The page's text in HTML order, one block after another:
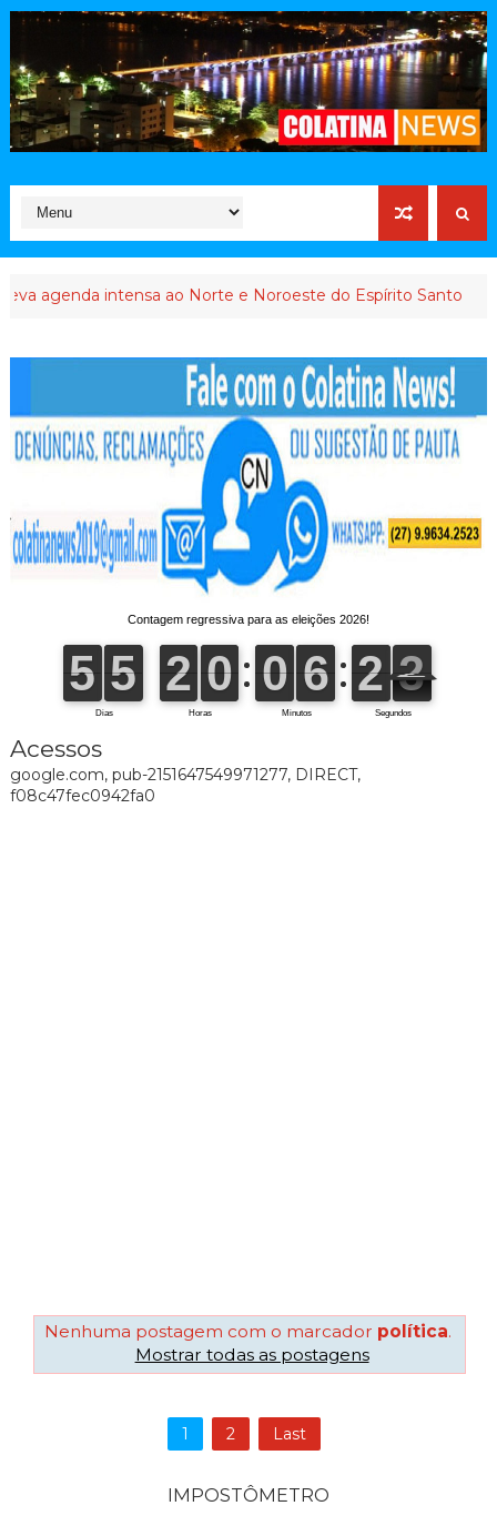
intensa ao Norte e Noroeste do Espírito Santo
Acessos
google.com, pub-2151647549971277, DIRECT,
f08c47fec0942fa0
Nenhuma postagem com o marcador política.
Mostrar todas as postagens
1 2 Last
IMPOSTÔMETRO